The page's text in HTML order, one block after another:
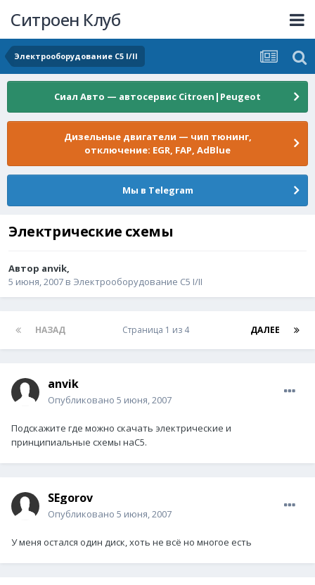
Ситроен Клуб
Электрооборудование C5 I/II
Сиал Авто — автосервис Citroen|Peugeot
Дизельные двигатели — чип тюнинг,
отключение: EGR, FAP, AdBlue
Мы в Telegram
Электрические схемы
Автор anvik,
5 июня, 2007 в Электрооборудование C5 I/II
НАЗАД ДАЛЕЕ
Страница 1 из 4
anvik
Опубликовано 5 июня, 2007
Подскажите где можно скачать электрические и
принципиальные схемы наС5.
SEgorov
Опубликовано 5 июня, 2007
У меня остался один диск, хоть не всё но многое есть